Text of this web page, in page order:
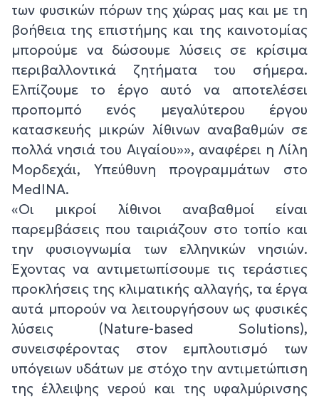
των φυσικών πόρων της χώρας μας και με τη
βοήθεια της επιστήμης και της καινοτομίας
μπορούμε να δώσουμε λύσεις σε κρίσιμα
περιβαλλοντικά ζητήματα του σήμερα.
Ελπίζουμε το έργο αυτό να αποτελέσει
προπομπό ενός μεγαλύτερου έργου
κατασκευής μικρών λίθινων αναβαθμών σε
πολλά νησιά του Αιγαίου»», αναφέρει η Λίλη
Μορδεχάι, Υπεύθυνη προγραμμάτων στο
MedINA.
«Οι μικροί λίθινοι αναβαθμοί είναι
παρεμβάσεις που ταιριάζουν στο τοπίο και
την φυσιογνωμία των ελληνικών νησιών.
Έχοντας να αντιμετωπίσουμε τις τεράστιες
προκλήσεις της κλιματικής αλλαγής, τα έργα
αυτά μπορούν να λειτουργήσουν ως φυσικές
λύσεις (Nature-based Solutions),
συνεισφέροντας στον εμπλουτισμό των
υπόγειων υδάτων με στόχο την αντιμετώπιση
της έλλειψης νερού και της υφαλμύρινσης